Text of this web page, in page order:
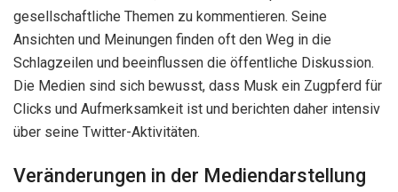
gesellschaftliche Themen zu kommentieren. Seine
Ansichten und Meinungen finden oft den Weg in die
Schlagzeilen und beeinflussen die öffentliche Diskussion.
Die Medien sind sich bewusst, dass Musk ein Zugpferd für
Clicks und Aufmerksamkeit ist und berichten daher intensiv
über seine Twitter-Aktivitäten.
Veränderungen in der Mediendarstellung